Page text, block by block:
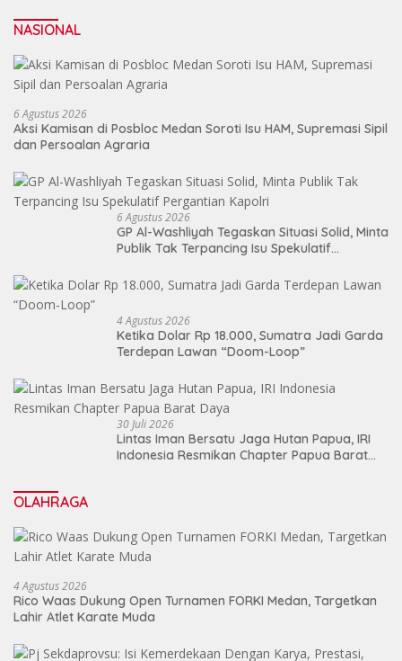
NASIONAL
6 Agustus 2026
Aksi Kamisan di Posbloc Medan Soroti Isu HAM, Supremasi Sipil
dan Persoalan Agraria
6 Agustus 2026
GP Al-Washliyah Tegaskan Situasi Solid, Minta
Publik Tak Terpancing Isu Spekulatif
4 Agustus 2026
Ketika Dolar Rp 18.000, Sumatra Jadi Garda
Terdepan Lawan “Doom-Loop”
30 Juli 2026
Lintas Iman Bersatu Jaga Hutan Papua, IRI
Indonesia Resmikan Chapter Papua Barat
OLAHRAGA
4 Agustus 2026
Rico Waas Dukung Open Turnamen FORKI Medan, Targetkan
Lahir Atlet Karate Muda